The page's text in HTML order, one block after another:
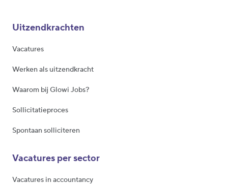
Uitzendkrachten
Vacatures
Werken als uitzendkracht
Waarom bij Glowi Jobs?
Sollicitatieproces
Spontaan solliciteren
Vacatures per sector
Vacatures in accountancy